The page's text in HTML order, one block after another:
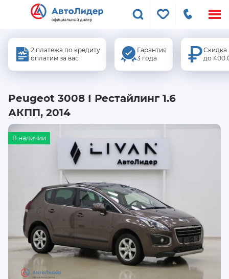
2 платежа по кредиту
оплатим за вас
Гарантия
3 года
Скидка
до 400
Peugeot 3008 I Рестайлинг 1.6
АКПП, 2014
В наличии